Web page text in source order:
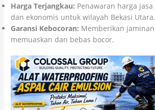
Harga Terjangkau: Penawaran harga
dan ekonomis untuk wilayah Bekasi Utara.
Garansi Kebocoran: Memberikan
memuaskan dan bebas bocor.